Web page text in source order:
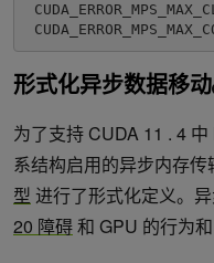
形式化异步数据移动
为了支持 CUDA 11 . 4
系结构启用的异步内存
型 进行了形式化定义。
20 障碍和 GPU 的行为和